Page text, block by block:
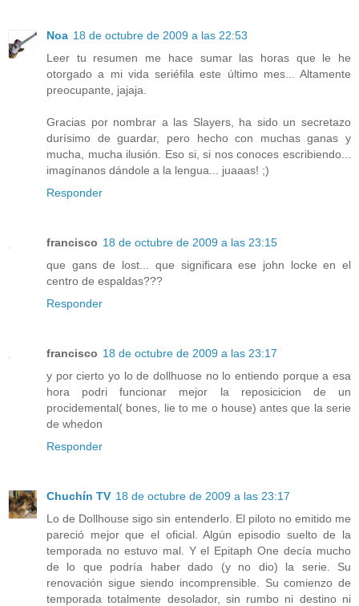
Noa 18 de octubre de 2009 a las 22:53
Leer tu resumen me hace sumar las horas que le he
otorgado a mi vida seriéfila este último mes... Altamente
preocupante, jajaja.
Gracias por nombrar a las Slayers, ha sido un secretazo
durísimo de guardar, pero hecho con muchas ganas y
mucha, mucha ilusión. Eso si, si nos conoces escribiendo...
imagínanos dándole a la lengua... juaaas! ;)
Responder
francisco 18 de octubre de 2009 a las 23:15
que gans de lost... que significara ese john locke en el
centro de espaldas???
Responder
francisco 18 de octubre de 2009 a las 23:17
y por cierto yo lo de dollhuose no lo entiendo porque a esa
hora podri funcionar mejor la reposicicion de un
procidemental( bones, lie to me o house) antes que la serie
de whedon
Responder
Chuchín TV 18 de octubre de 2009 a las 23:17
Lo de Dollhouse sigo sin entenderlo. El piloto no emitido me
pareció mejor que el oficial. Algún episodio suelto de la
temporada no estuvo mal. Y el Epitaph One decía mucho
de lo que podría haber dado (y no dio) la serie. Su
renovación sigue siendo incomprensible. Su comienzo de
temporada totalmente desolador, sin rumbo ni destino ni